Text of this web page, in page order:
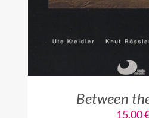
Between
15,00